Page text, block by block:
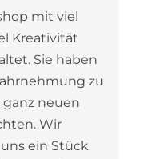
mit viel
Kreativität
Sie haben
zu
neuen
Wir
ein Stück